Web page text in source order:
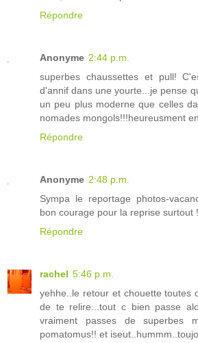
Répondre
Anonyme 2:44 p.m.
superbes chaussettes et pull!
d'annif dans une yourte...je pense
un peu plus moderne que celles
nomades mongols!!!heureusment
Répondre
Anonyme 2:48 p.m.
Sympa le reportage photos-
bon courage pour la reprise surtout
Répondre
rachel 5:46 p.m.
yehhe..le retour et chouette toutes
de te relire...tout c bien passe
vraiment passes de superbes
pomatomus!! et